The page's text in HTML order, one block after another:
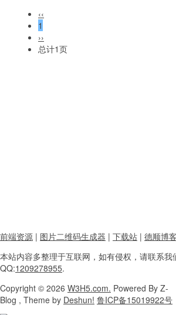
‹‹
1
››
总计1页
前端资源 | 图片二维码生成器 | 下载站 | 德顺博客
本站内容多整理于互联网， 如有侵权，请联系我
QQ:1209278955.
Copyright © 2026 W3H5.com. Powered By Z-
Blog , Theme by Deshun! 鲁ICP备15019922号